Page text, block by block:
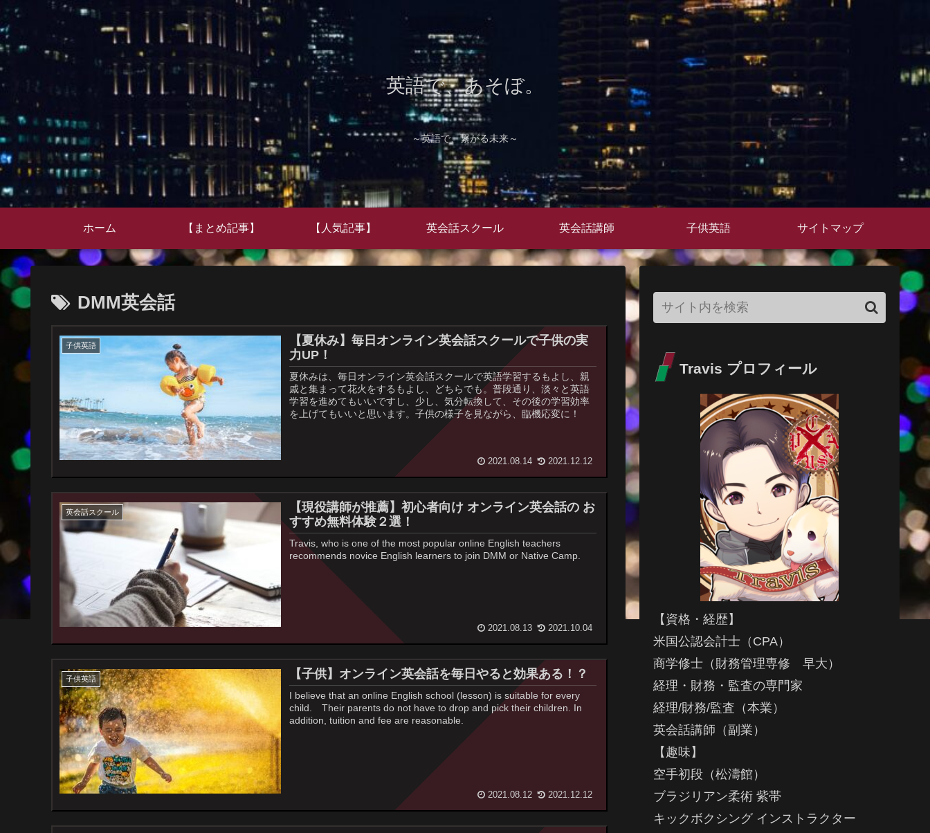
英語で、あそぼ。
～英語で、繋がる未来～
ホーム 【まとめ記事】 【人気記事】 英会話スクール 英会話講師 子供英語 サイトマップ
DMM英会話
子供英語
【夏休み】毎日オンライン英会話スクールで子供の実
力UP！
夏休みは、毎日オンライン英会話スクールで英語学習するもよし、親
戚と集まって花火をするもよし、どちらでも。普段通り、淡々と英語
学習を進めてもいいですし、少し、気分転換して、その後の学習効率
を上げてもいいと思います。子供の様子を見ながら、臨機応変に！
2021.08.14 2021.12.12
英会話スクール
【現役講師が推薦】初心者向け オンライン英会話の お
すすめ無料体験２選！
Travis, who is one of the most popular online English teachers
recommends novice English learners to join DMM or Native Camp.
2021.08.13 2021.10.04
子供英語 【子供】オンライン英会話を毎日やると効果ある！？
I believe that an online English school (lesson) is suitable for every
child. Their parents do not have to drop and pick their children. In
addition, tuition and fee are reasonable.
2021.08.12 2021.12.12
Travis プロフィール
【資格・経歴】
米国公認会計士（CPA）
商学修士（財務管理専修 早大）
経理・財務・監査の専門家
経理/財務/監査（本業）
英会話講師（副業）
【趣味】
空手初段（松濤館）
ブラジリアン柔術 紫帯
キックボクシング インストラクター